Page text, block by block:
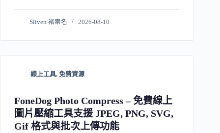
超大影片仍不如 HandBrake 穩定。
Sliven 褚崇名 2026-08-10
線上工具, 免費資源
FoneDog Photo Compress – 免費線上
圖片壓縮工具支援 JPEG, PNG, SVG,
Gif 格式與批次上傳功能